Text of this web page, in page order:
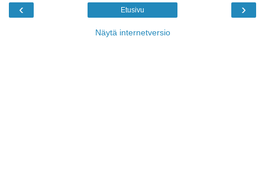
‹ ›
Etusivu
Näytä internetversio